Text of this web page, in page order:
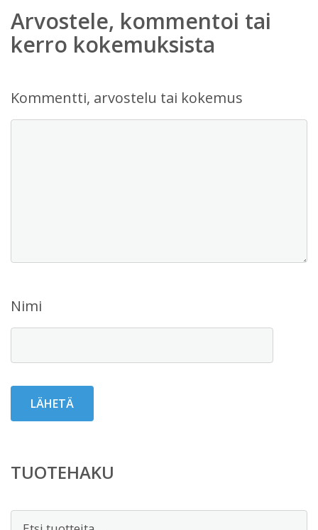
Arvostele, kommentoi tai
kerro kokemuksista
Kommentti, arvostelu tai kokemus
Nimi
TUOTEHAKU